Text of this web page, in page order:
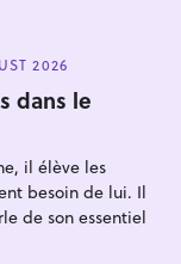
2026
dans le
il élève les
besoin de lui. Il
de son essentiel